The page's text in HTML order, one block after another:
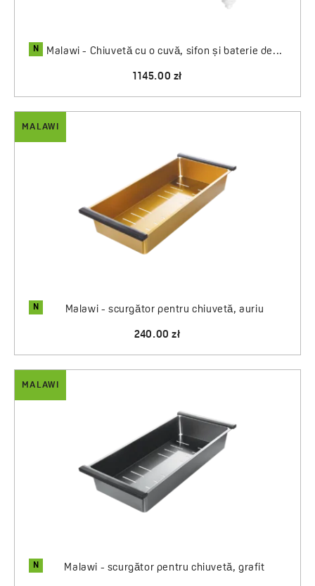
N Malawi - Chiuvetă cu o cuvă, sifon și baterie de...
1145.00 zł
MALAWI
N Malawi - scurgător pentru chiuvetă, auriu
240.00 zł
MALAWI
N Malawi - scurgător pentru chiuvetă, grafit